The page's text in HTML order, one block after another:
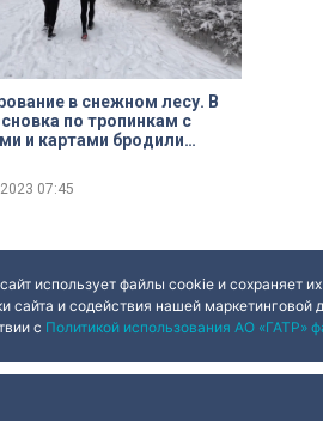
в снежном лесу. В
по тропинкам с
и картами бродили
07:45
использует файлы cookie и сохраняет
сайта и содействия нашей
с Политикой использования АО «ГАТР»